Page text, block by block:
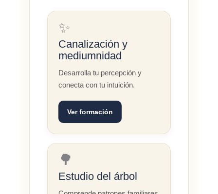
✨
Canalización y
mediumnidad
Desarrolla tu percepción y
conecta con tu intuición.
Ver formación
🌳
Estudio del árbol